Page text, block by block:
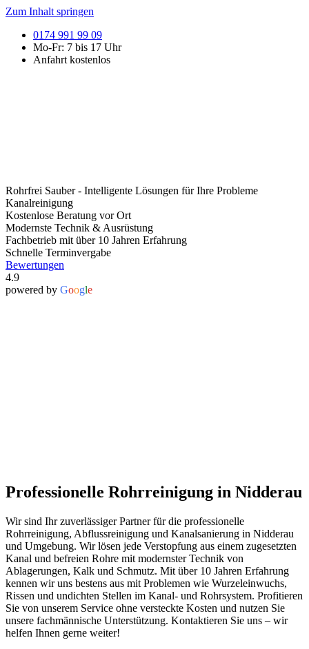
Zum Inhalt springen
0174 991 99 09
Mo-Fr: 7 bis 17 Uhr
Anfahrt kostenlos
Rohrfrei Sauber - Intelligente Lösungen für Ihre Probleme
Kanalreinigung
Kostenlose Beratung vor Ort
Modernste Technik & Ausrüstung
Fachbetrieb mit über 10 Jahren Erfahrung
Schnelle Terminvergabe​
Bewertungen
4.9
powered by Google
Professionelle Rohrreinigung in Nidderau
Wir sind Ihr zuverlässiger Partner für die professionelle
Rohrreinigung, Abflussreinigung und Kanalsanierung in Nidderau
und Umgebung. Wir lösen jede Verstopfung aus einem zugesetzten
Kanal und befreien Rohre mit modernster Technik von
Ablagerungen, Kalk und Schmutz. Mit über 10 Jahren Erfahrung
kennen wir uns bestens aus mit Problemen wie Wurzeleinwuchs,
Rissen und undichten Stellen im Kanal- und Rohrsystem. Profitieren
Sie von unserem Service ohne versteckte Kosten und nutzen Sie
unsere fachmännische Unterstützung. Kontaktieren Sie uns – wir
helfen Ihnen gerne weiter!